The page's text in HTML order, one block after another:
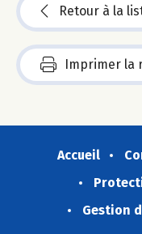
Retour à la
Imprimer la
Accueil
Gestion